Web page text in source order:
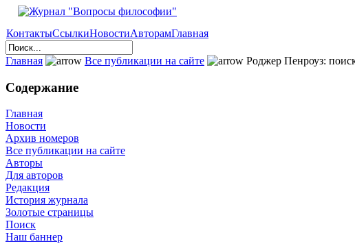
КонтактыСсылкиНовостиАвторамГлавная
Главная Все публикации на сайте Роджер Пенроуз:
Содержание
Главная
Новости
Архив номеров
Все публикации на сайте
Авторы
Для авторов
Редакция
История журнала
Золотые страницы
Поиск
Наш баннер